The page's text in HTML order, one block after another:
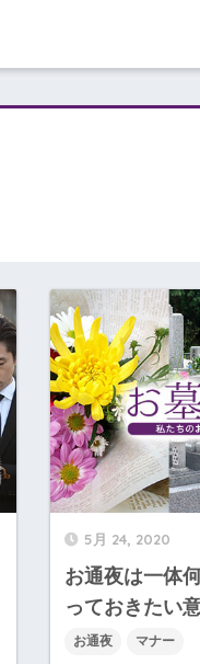
5月 24, 2020
お通夜は一体
っておきたい
お通夜 マナー